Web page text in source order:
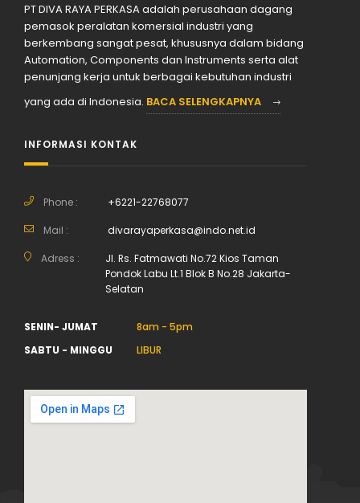
PT DIVA RAYA PERKASA adalah perusahaan dagang
pemasok peralatan komersial industri yang
berkembang sangat pesat, khususnya dalam bidang
Automation, Components dan Instruments serta alat
penunjang kerja untuk berbagai kebutuhan industri
yang ada di Indonesia. BACA SELENGKAPNYA
INFORMASI KONTAK
Phone : +6221-22768077
Mail : divarayaperkasa@indo.net.id
Adress :
Jl. Rs. Fatmawati No.72 Kios Taman
Pondok Labu Lt.1 Blok B No.28 Jakarta-
Selatan
SENIN- JUMAT
8am - 5pm
SABTU - MINGGU
LIBUR